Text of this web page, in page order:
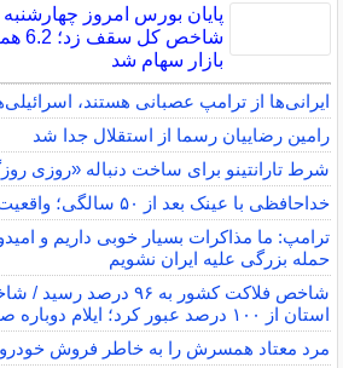
بازار سهام شد
ایرانی‌ها از ترامپ عصبانی هستند،
رامین رضاییان رسما از استقلال جدا شد
شرط تارانتینو برای ساخت دنباله «روزی
خداحافظی با عینک بعد از ۵۰ سالگی؛ واقعیت یا شایعه؟
ترامپ: ما مذاکرات بسیار خوبی داریم و
حمله بزرگی علیه ایران نشویم
استان از ۱۰۰ درصد عبور کرد؛ ایلام دوباره صدرنشین شد
مرد معتاد همسرش را به خاطر فروش